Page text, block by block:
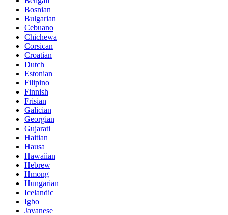
Bosnian
Bulgarian
Cebuano
Chichewa
Corsican
Croatian
Dutch
Estonian
Filipino
Finnish
Frisian
Galician
Georgian
Gujarati
Haitian
Hausa
Hawaiian
Hebrew
Hmong
Hungarian
Icelandic
Igbo
Javanese